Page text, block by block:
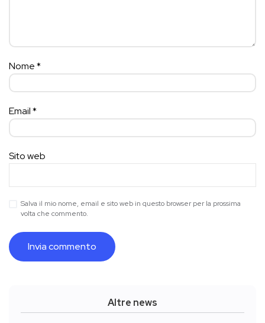
Nome*
Email*
Sito web
Salva il mio nome, email e sito web in questo browser per la prossima
volta che commento.
Altre news